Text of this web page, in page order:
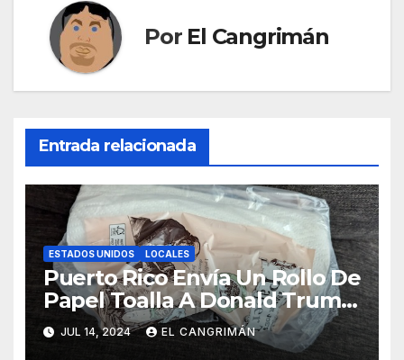
Por El Cangrimán
Entrada relacionada
ESTADOS UNIDOS LOCALES
Puerto Rico Envía Un Rollo De
Papel Toalla A Donald Trump
Pa’ Que Use Las Hojas De
Curita
JUL 14, 2024 EL CANGRIMÁN